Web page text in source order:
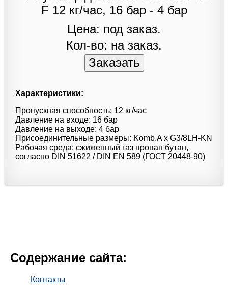
Цена: под заказ.
Кол-во: на заказ.
Характеристики:
Пропускная способность: 12 кг/час
Давление на входе: 16 бар
Давление на выходе: 4 бар
Присоединительные размеры: Komb.A x G3/8LH-KN
Рабочая среда: сжиженный газ пропан бутан,
согласно DIN 51622 / DIN EN 589 (ГОСТ 20448-90)
Содержание сайта:
Контакты